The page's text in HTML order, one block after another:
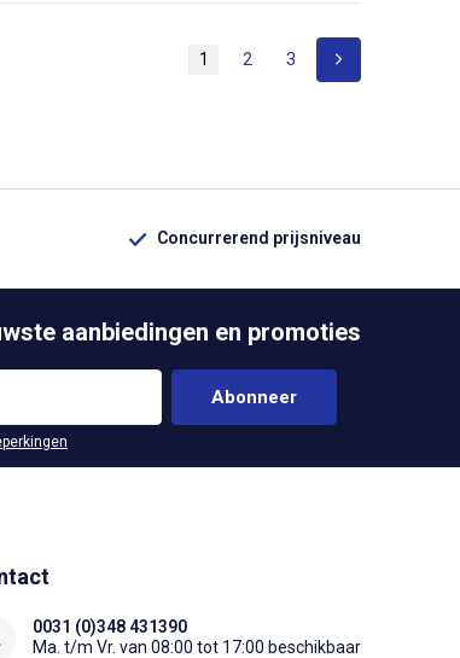
1 2 3
Concurrerend prijsniveau
aanbiedingen en promoties
Abonneer
0031 (0)348 431390
Ma. t/m Vr. van 08:00 tot 17:00 beschikbaar